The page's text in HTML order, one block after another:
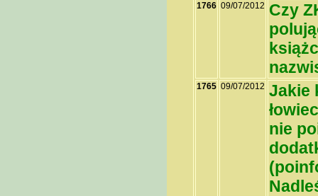
1766 09/07/2012 Czy
1765 09/07/2012 Jakie
nie